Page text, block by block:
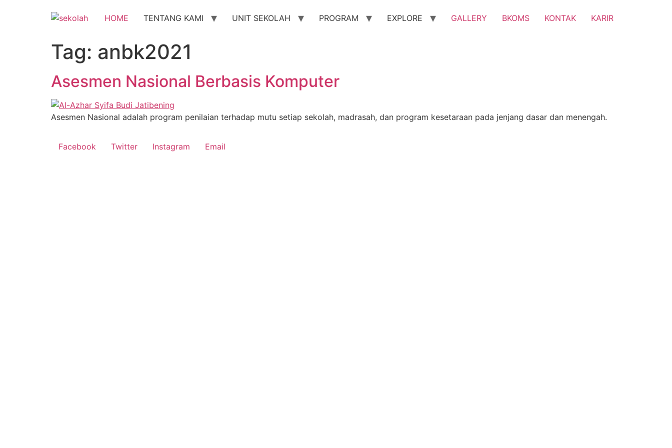
HOME TENTANG KAMI UNIT SEKOLAH PROGRAM EXPLORE GALLERY BKOMS KONTAK KARIR
Tag: anbk2021
Asesmen Nasional Berbasis Komputer
Asesmen Nasional adalah program penilaian terhadap mutu setiap sekolah, madrasah, dan program kesetaraan pada jenjang dasar dan menengah.
Facebook Twitter Instagram Email